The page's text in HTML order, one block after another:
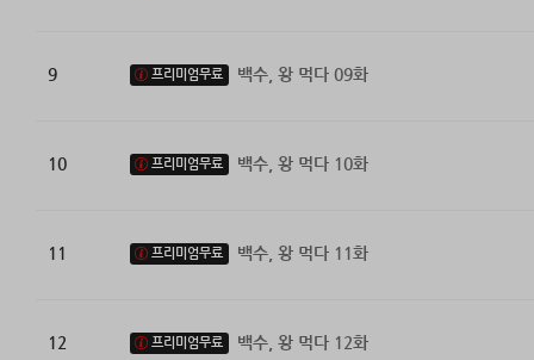
9 프리미엄무료 백수, 왕 먹다 09화
10 프리미엄무료 백수, 왕 먹다 10화
11 프리미엄무료 백수, 왕 먹다 11화
12 프리미엄무료 백수, 왕 먹다 12화